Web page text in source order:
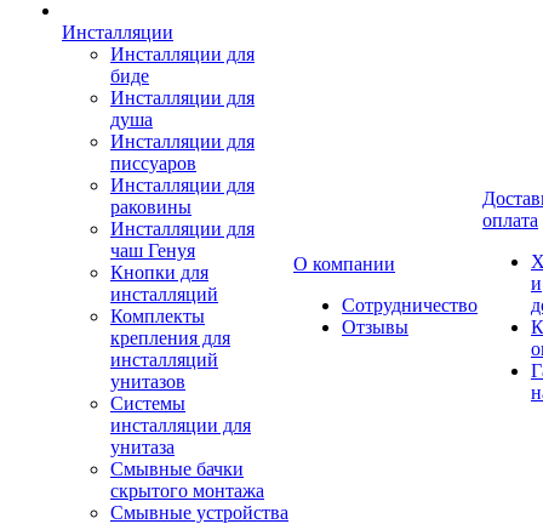
Инсталляции
Инсталляции для
биде
Инсталляции для
душа
Инсталляции для
писсуаров
Инсталляции для
раковины
Инсталляции для
чаш Генуя
Кнопки для
инсталляций
Комплекты
крепления для
инсталляций
унитазов
Системы
инсталляции для
унитаза
Смывные бачки
скрытого монтажа
Смывные устройства
О компании
Сотрудничество
Отзывы
оплата
и